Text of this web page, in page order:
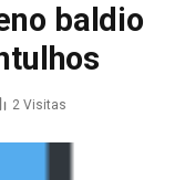
baldio
2 Visitas